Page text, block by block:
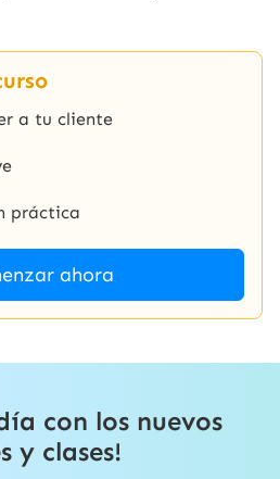
a tu cliente
práctica
ahora
con los nuevos
y clases!